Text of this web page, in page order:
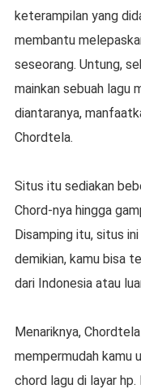
keterampilan yang
membantu
seseorang. Untung,
mainkan sebuah lagu
diantaranya,
Chordtela.
Situs itu sediakan
Chord-nya hingga
Disamping itu, situs
demikian, kamu bisa
dari Indonesia atau
Menariknya,
mempermudah kamu
chord lagu di layar